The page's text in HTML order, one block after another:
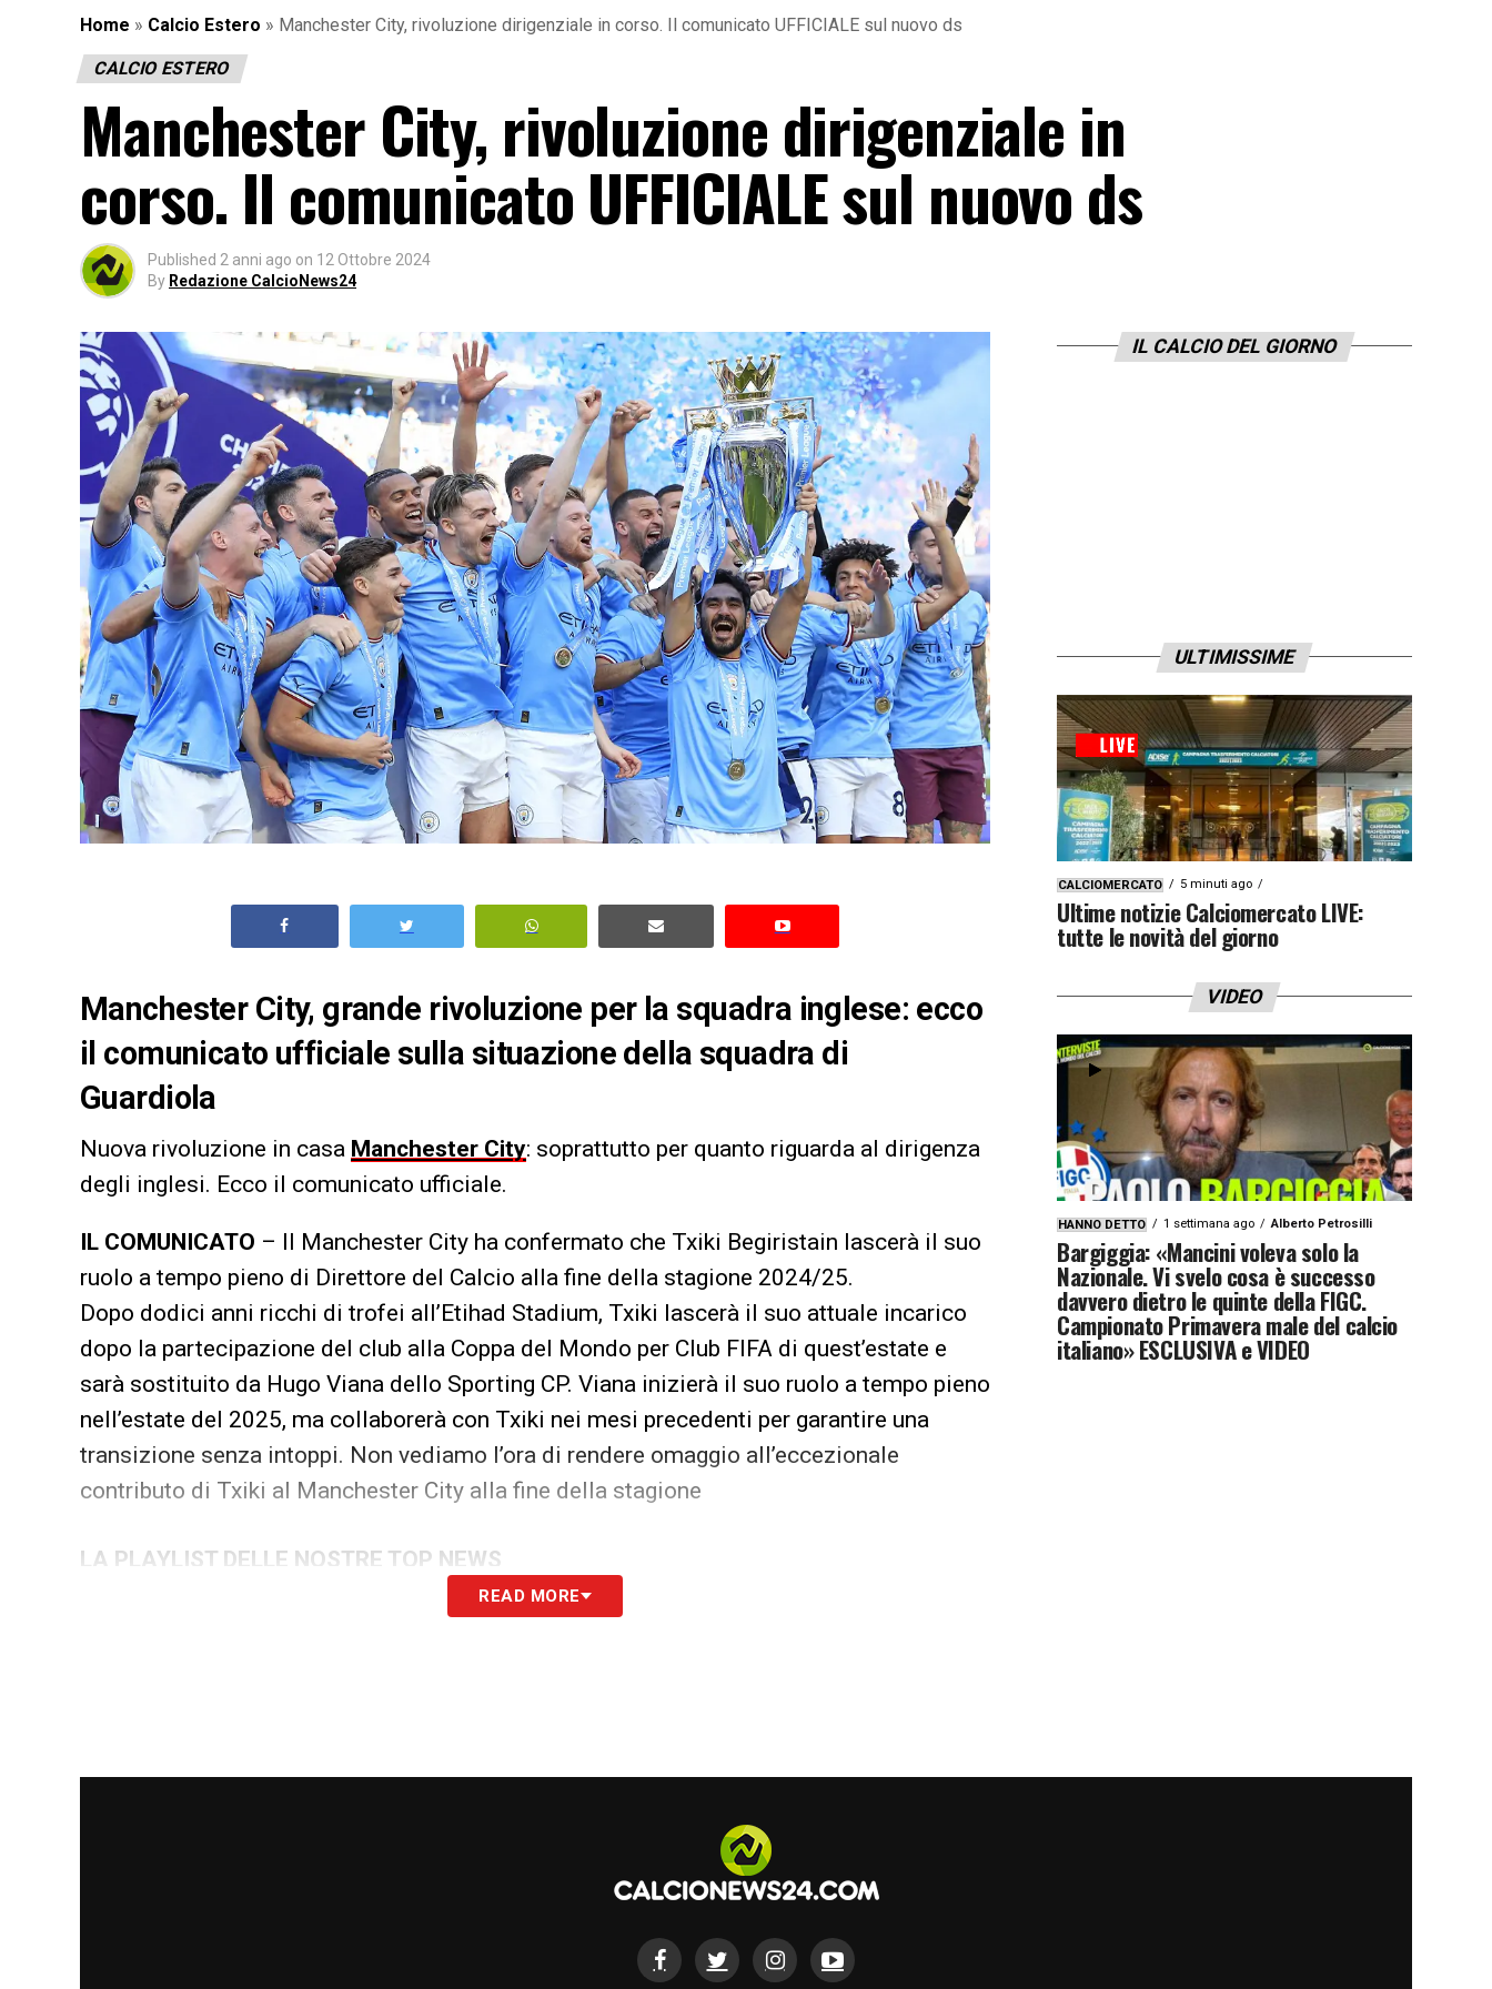
Home » Calcio Estero » Manchester City, rivoluzione dirigenziale in corso. Il comunicato UFFICIALE sul nuovo ds
CALCIO ESTERO
Manchester City, rivoluzione dirigenziale in
corso. Il comunicato UFFICIALE sul nuovo ds
Published 2 anni ago on 12 Ottobre 2024
By Redazione CalcioNews24
Manchester City, grande rivoluzione per la squadra inglese: ecco
il comunicato ufficiale sulla situazione della squadra di
Guardiola
Nuova rivoluzione in casa Manchester City: soprattutto per quanto riguarda al dirigenza
degli inglesi. Ecco il comunicato ufficiale.
IL COMUNICATO – Il Manchester City ha confermato che Txiki Begiristain lascerà il suo
ruolo a tempo pieno di Direttore del Calcio alla fine della stagione 2024/25.
Dopo dodici anni ricchi di trofei all’Etihad Stadium, Txiki lascerà il suo attuale incarico
dopo la partecipazione del club alla Coppa del Mondo per Club FIFA di quest’estate e
sarà sostituito da Hugo Viana dello Sporting CP. Viana inizierà il suo ruolo a tempo pieno
nell’estate del 2025, ma collaborerà con Txiki nei mesi precedenti per garantire una
transizione senza intoppi. Non vediamo l’ora di rendere omaggio all’eccezionale
contributo di Txiki al Manchester City alla fine della stagione
LA PLAYLIST DELLE NOSTRE TOP NEWS
READ MORE
IL CALCIO DEL GIORNO
ULTIMISSIME
CALCIOMERCATO 5 minuti ago
Ultime notizie Calciomercato LIVE:
tutte le novità del giorno
VIDEO
HANNO DETTO 1 settimana ago Alberto Petrosilli
Bargiggia: «Mancini voleva solo la
Nazionale. Vi svelo cosa è successo
davvero dietro le quinte della FIGC.
Campionato Primavera male del calcio
italiano» ESCLUSIVA e VIDEO